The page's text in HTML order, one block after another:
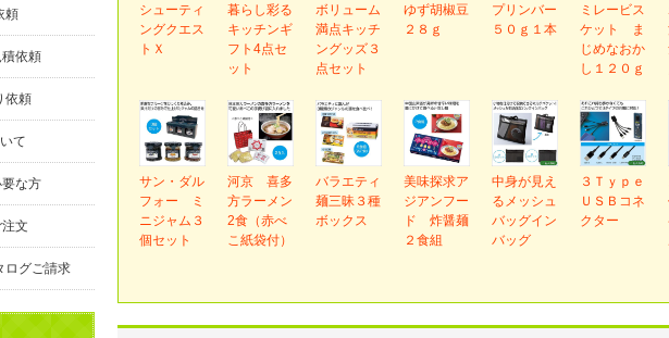
頼
依頼
依頼
て
な方
文
ログご請求
シューティ
ングクエス
トＸ
暮らし彩る
キッチンギ
フト4点セ
ット
ボリューム
満点キッチ
ングッズ３
点セット
ゆず胡椒豆
２８ｇ
プリンバー
５０ｇ１本
ミレービス
ケット ま
じめなおか
し１２０ｇ
サン・ダル
フォー ミ
ニジャム３
個セット
河京 喜多
方ラーメン
2食（赤べ
こ紙袋付）
バラエティ
麺三昧３種
ボックス
美味探求ア
ジアンフー
ド 炸醤麺
２食組
中身が見え
るメッシュ
バッグイン
バッグ
３Ｔｙｐｅ
ＵＳＢコネ
クター